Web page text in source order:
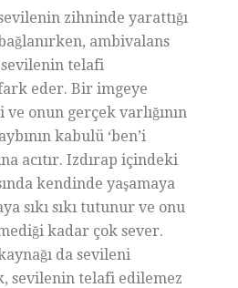
zihninde yarattığı
bağlanırken, ambivalans
telafi
eder. Bir imgeye
ve onun gerçek varlığının
kabulü ‘ben’i
acıtır. Izdırap içindeki
kendinde yaşamaya
sıkı sıkı tutunur ve onu
kadar çok sever.
da sevileni
sevilenin telafi edilemez